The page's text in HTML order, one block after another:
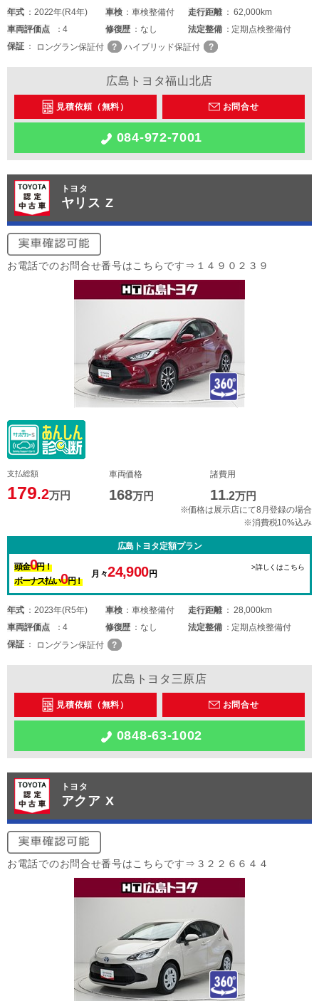
年式 2022年(R4年) 車検 車検整備付 走行距離
62,000km
車両評価点 4 修復歴 なし 法定整備
定期点検整備付
保証
ロングラン保証付 ハイブリッド保証付
広島トヨタ福山北店
見積依頼（無料） お問合せ
084-972-7001
トヨタ
ヤリス Z
お電話でのお問合せ番号はこちらです⇒１４９０２３９
支払総額
179.2万円
車両価格
168万円
諸費用
11.2万円
※価格は展示店にて8月登録の場合
※消費税10%込み
広島トヨタ定額プラン
頭金0円！
ボーナス払い0円！
月々24,900円
>詳しくはこちら
年式 2023年(R5年) 車検 車検整備付 走行距離
28,000km
車両評価点 4 修復歴 なし 法定整備
定期点検整備付
保証
ロングラン保証付
広島トヨタ三原店
見積依頼（無料） お問合せ
0848-63-1002
トヨタ
アクア X
お電話でのお問合せ番号はこちらです⇒３２２６６４４